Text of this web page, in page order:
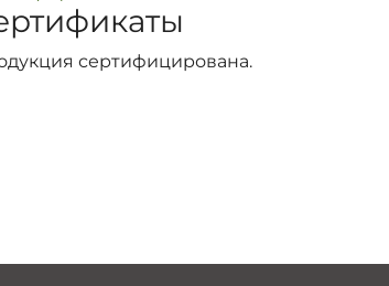
сертифицирована.